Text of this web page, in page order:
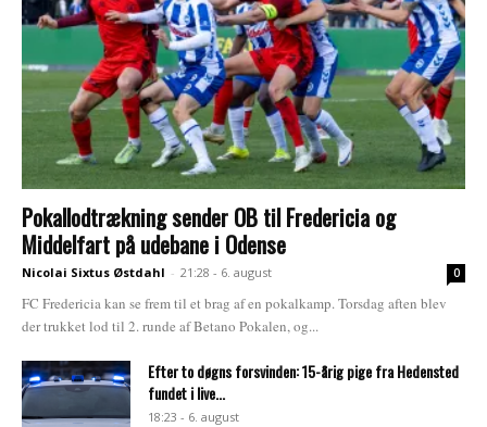
Pokallodtrækning sender OB til Fredericia og
Middelfart på udebane i Odense
Nicolai Sixtus Østdahl - 21:28 - 6. august 0
FC Fredericia kan se frem til et brag af en pokalkamp. Torsdag aften blev
der trukket lod til 2. runde af Betano Pokalen, og...
Efter to døgns forsvinden: 15-årig pige fra Hedensted
fundet i live...
18:23 - 6. august